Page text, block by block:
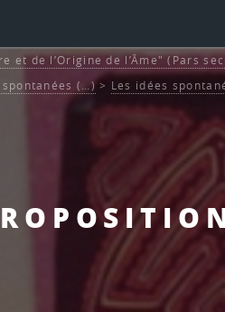
et de l’Origine de l’Âme" (Pars
(…)> Les idées